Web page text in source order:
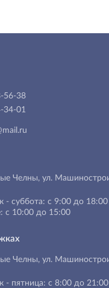
56-38
34-01
Челны, ул.
- суббота: с 9:00 до 18:00
с 10:00 до 15:00
Челны, ул.
- пятница: с 8:00 до 21:00